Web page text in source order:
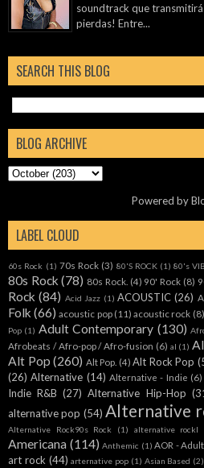
soundtrack que
pierdas! Entre...
SEARCH THIS BLOG
BLOG ARCHIVE
Powered by
LABEL CLOUD
60s Rock (1) 70s Rock (3) 80'S ROCK (1) 80's
80s Rock (78) 80s Rock. (4) 90' Rock (8)
Rock (84) Acid Jazz (1) ACOUSTIC (26)
Folk (66) acoustic pop (11) acoustic rock (8)
Pop (1) Adult Contemporary (130)
Afrobeats / Afro-pop / Afro-fusion (6) al (1)
Alt Pop (260) Alt Pop. (4) Alt Rock Pop
(26) Alternative (14) Alternative - Indie (6)
Indie R&B (27) Alternative Hip-Hop
alternative pop (54) Alternative
Alternative Rock90s Rock
(1) alternative rockl
Americana (114) Anthemic (1) AOR -
art rock (44) arternative pop (1) Asian Based (2)